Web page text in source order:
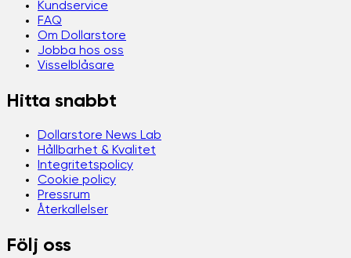
Kundservice
FAQ
Om Dollarstore
Jobba hos oss
Visselblåsare
Hitta snabbt
Dollarstore News Lab
Hållbarhet & Kvalitet
Integritetspolicy
Cookie policy
Pressrum
Återkallelser
Följ oss